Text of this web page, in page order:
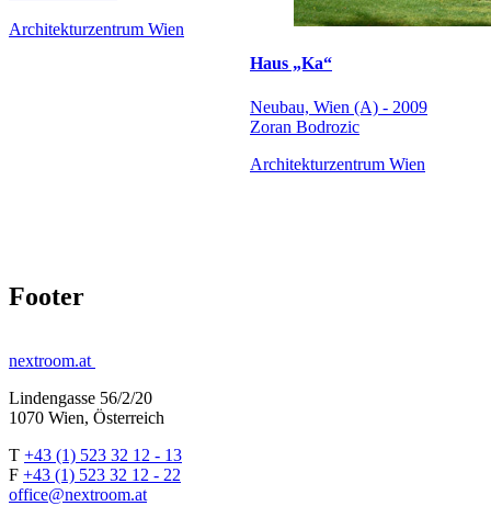
Architekturzentrum Wien
Haus „Ka“
Neubau, Wien (A) - 2009
Zoran Bodrozic
Architekturzentrum Wien
Footer
nextroom.at
Lindengasse 56/2/20
1070 Wien, Österreich
T +43 (1) 523 32 12 - 13
F +43 (1) 523 32 12 - 22
office@nextroom.at